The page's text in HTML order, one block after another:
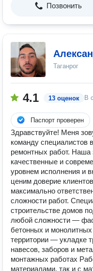
Позвонить
Таганрог
4.1 13 оценок В
Паспорт проверен
Здравствуйте! Меня
команду специалистов
ремонтных работ.
качественные и
уровнем исполнения и
ценим доверие
максимально
сложности работ.
строительстве домов
любой сложности —
бетонных и
территории — укладке
навесов, заборов и
монтажных работах
материалами, так и с